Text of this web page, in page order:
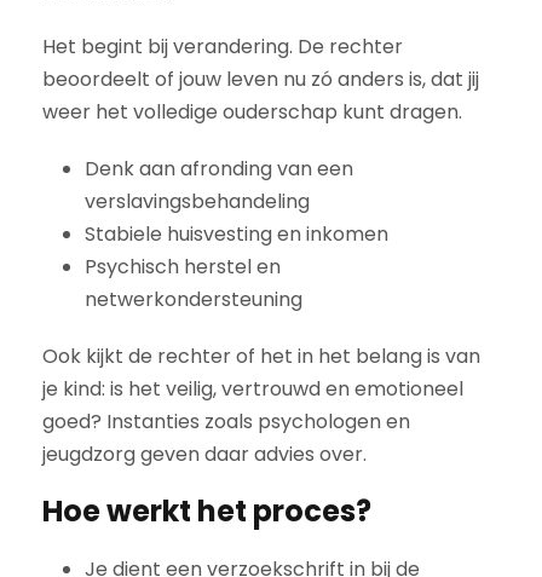
Het begint bij verandering. De rechter
beoordeelt of jouw leven nu zó anders is, dat jij
weer het volledige ouderschap kunt dragen.
Denk aan afronding van een
verslavingsbehandeling
Stabiele huisvesting en inkomen
Psychisch herstel en
netwerkondersteuning
Ook kijkt de rechter of het in het belang is van
je kind: is het veilig, vertrouwd en emotioneel
goed? Instanties zoals psychologen en
jeugdzorg geven daar advies over.
Hoe werkt het proces?
Je dient een verzoekschrift in bij de